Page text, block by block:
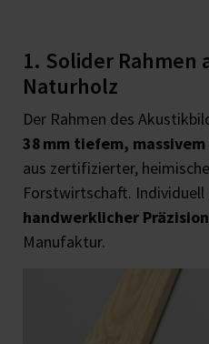
1. Solider Rahmen
Naturholz
Der Rahmen des
38 mm tiefem,
aus zertifizierter,
Forstwirtschaft.
handwerklicher Präzision
Manufaktur.